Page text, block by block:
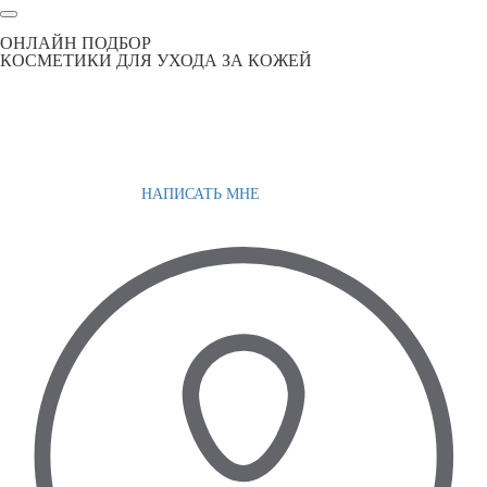
ОНЛАЙН ПОДБОР
КОСМЕТИКИ ДЛЯ УХОДА ЗА КОЖЕЙ
НАПИСАТЬ МНЕ